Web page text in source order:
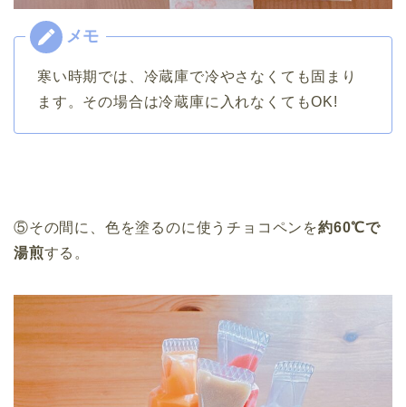
寒い時期では、冷蔵庫で冷やさなくても固まり
ます。その場合は冷蔵庫に入れなくてもOK!
⑤その間に、色を塗るのに使うチョコペンを約60℃で
湯煎する。